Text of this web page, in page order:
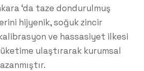
‘da taze dondurulmuş
hijyenik, soğuk zincir
ve hassasiyet ilkesi
ulaştırarak kurumsal